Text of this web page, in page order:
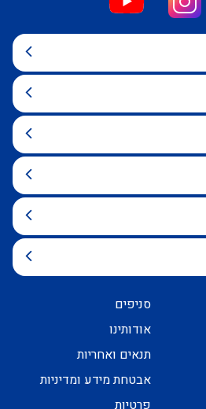
סניפים
אודותינו
תנאים ואחריות
אבטחת מידע ומדיניות
פרטיות